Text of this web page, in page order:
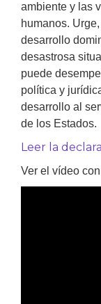
ambiente y las
humanos.
desarrollo
desastrosa
puede
política y
desarrollo al
de los Estados.
Leer la
Ver el vídeo